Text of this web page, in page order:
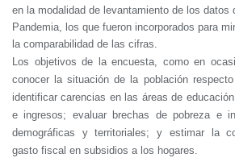
en la modalidad de levantamiento de los datos
Pandemia, los que fueron incorporados para
la comparabilidad de las cifras.
Los objetivos de la encuesta, como en
conocer la situación de la población
identificar carencias en las áreas de
e ingresos; evaluar brechas de pobreza e
demográficas y territoriales; y estimar la
gasto fiscal en subsidios a los hogares.